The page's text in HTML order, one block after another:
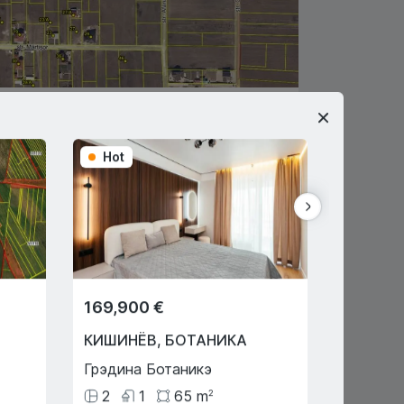
,БАЧОЙ
Афанасие
4 соток
Виктор 068444286
Агент по недвижимости
Hot
169,900 €
КИШИНЁВ, БОТАНИКА
Грэдина Ботаникэ
2
1 65 m2